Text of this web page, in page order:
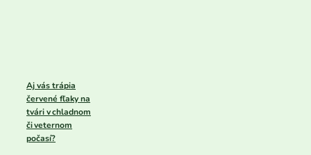
Aj vás trápia
červené fľaky na
tvári v chladnom
či veternom
počasí?